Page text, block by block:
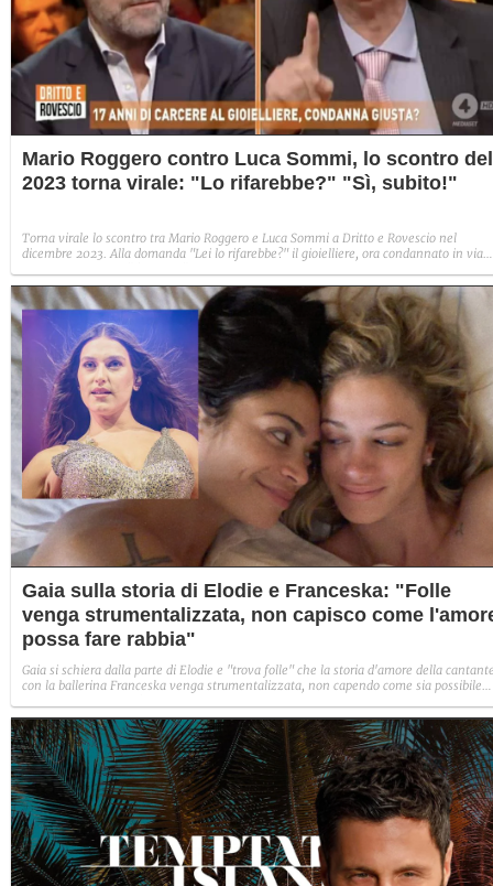
Mario Roggero contro Luca Sommi, lo scontro del
2023 torna virale: "Lo rifarebbe?" "Sì, subito!"
Torna virale lo scontro tra Mario Roggero e Luca Sommi a Dritto e Rovescio nel
dicembre 2023. Alla domanda "Lei lo rifarebbe?" il gioielliere, ora condannato in via
Gaia sulla storia di Elodie e Franceska: "Folle
venga strumentalizzata, non capisco come
possa fare rabbia"
Gaia si schiera dalla parte di Elodie e "trova folle" che la storia d'amore della
con la ballerina Franceska venga strumentalizzata, non capendo come sia possibile